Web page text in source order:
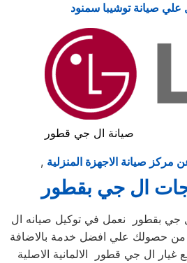
علي صيانة توشيبا سمنود
صيانة ال جي قطور
, مركز صيانة الاجهزة المنزلية
ال جي بقطور
جي بقطور نعمل في توكيل صيانه ال
حصولك علي افضل خدمة بالاضافة
ال جي قطور الالمانية الاصلية